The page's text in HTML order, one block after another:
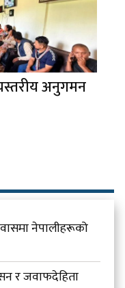
अनुगमन
नेपालीहरूको
र जवाफदेहिता